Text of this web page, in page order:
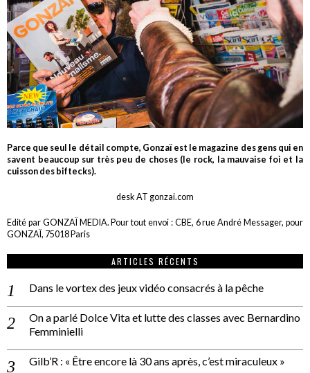
Parce que seul le détail compte, Gonzaï est le magazine des gens qui en
savent beaucoup sur très peu de choses (le rock, la mauvaise foi et la
cuisson des biftecks).
desk AT gonzai.com
Edité par GONZAÏ MEDIA. Pour tout envoi : CBE, 6 rue André Messager, pour
GONZAÏ, 75018 Paris
ARTICLES RÉCENTS
Dans le vortex des jeux vidéo consacrés à la pêche
On a parlé Dolce Vita et lutte des classes avec Bernardino
Femminielli
Gilb’R : « Être encore là 30 ans après, c’est miraculeux »